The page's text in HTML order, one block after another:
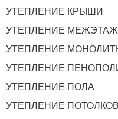
УТЕПЛЕНИЕ КРЫШИ
УТЕПЛЕНИЕ
УТЕПЛЕНИЕ
УТЕПЛЕНИЕ
УТЕПЛЕНИЕ ПОЛА
УТЕПЛЕНИЕ ПОТОЛКОВ